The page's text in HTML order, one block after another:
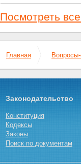
Посмотреть
Главная
Законодательство
Конституция
Кодексы
Законы
Поиск по документам